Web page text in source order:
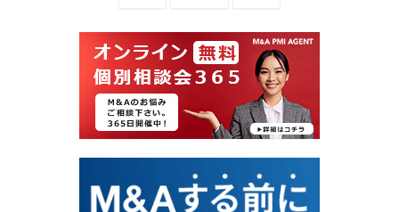
4
月
0
日
-
0
2
5
4
月
2
5
月
4
日
-
2
0
2
5
年
月
1
0